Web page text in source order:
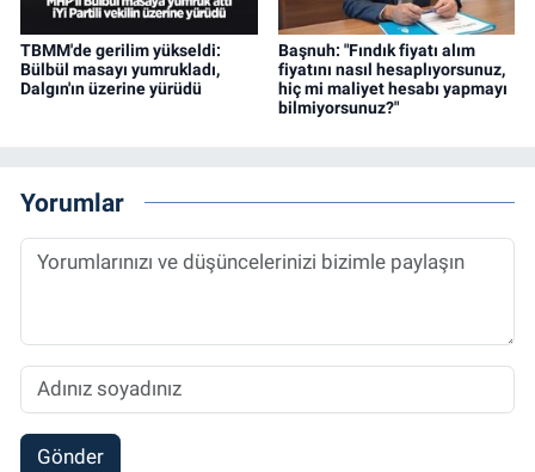
TBMM'de gerilim yükseldi:
Bülbül masayı yumrukladı,
Dalgın'ın üzerine yürüdü
Başnuh: "Fındık fiyatı alım
fiyatını nasıl hesaplıyorsunuz,
hiç mi maliyet hesabı yapmayı
bilmiyorsunuz?"
Yorumlar
Gönder